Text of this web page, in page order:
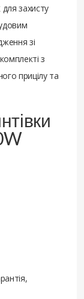
захисту
зі
з
прицілу та